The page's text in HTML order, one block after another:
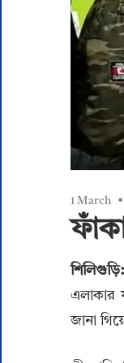
1 March
শিলিগুড়ি:
এলাকার
জানা